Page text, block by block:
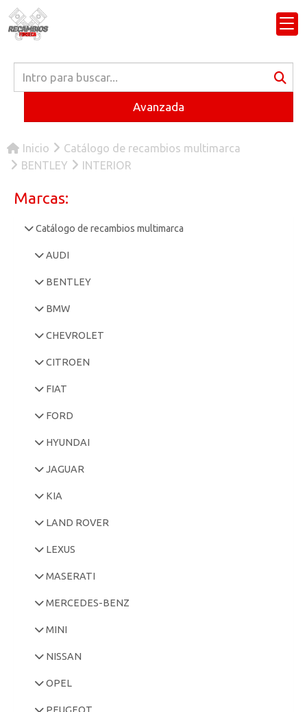
Avanzada
Inicio
Catálogo de recambios multimarca
BENTLEY
INTERIOR
Marcas:
Catálogo de recambios multimarca
AUDI
BENTLEY
BMW
CHEVROLET
CITROEN
FIAT
FORD
HYUNDAI
JAGUAR
KIA
LAND ROVER
LEXUS
MASERATI
MERCEDES-BENZ
MINI
NISSAN
OPEL